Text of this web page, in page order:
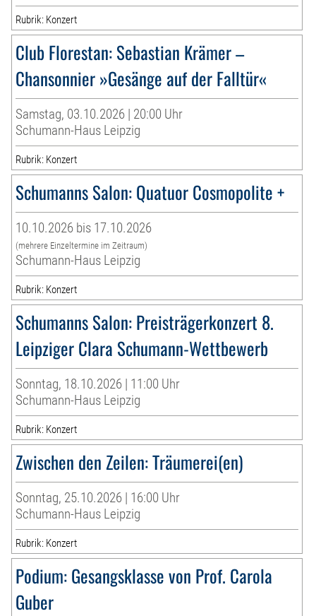
Rubrik: Konzert
Club Florestan: Sebastian Krämer –
Chansonnier »Gesänge auf der Falltür«
Samstag, 03.10.2026 | 20:00 Uhr
Schumann-Haus Leipzig
Rubrik: Konzert
Schumanns Salon: Quatuor Cosmopolite +
10.10.2026 bis 17.10.2026
(mehrere Einzeltermine im Zeitraum)
Schumann-Haus Leipzig
Rubrik: Konzert
Schumanns Salon: Preisträgerkonzert 8.
Leipziger Clara Schumann-Wettbewerb
Sonntag, 18.10.2026 | 11:00 Uhr
Schumann-Haus Leipzig
Rubrik: Konzert
Zwischen den Zeilen: Träumerei(en)
Sonntag, 25.10.2026 | 16:00 Uhr
Schumann-Haus Leipzig
Rubrik: Konzert
Podium: Gesangsklasse von Prof. Carola
Guber